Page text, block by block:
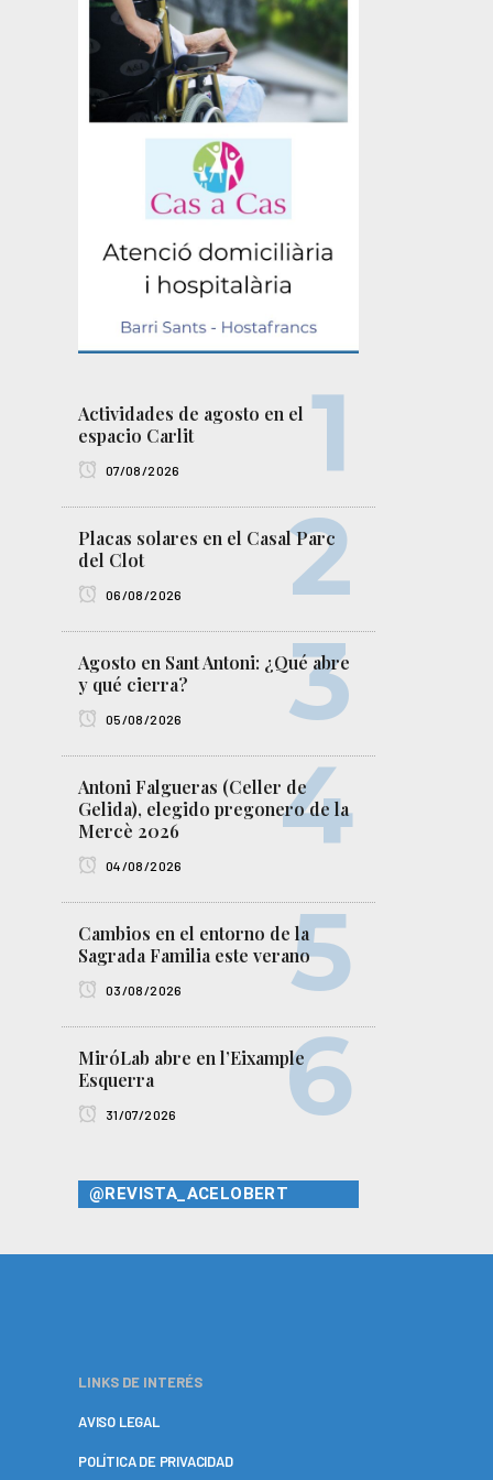
Actividades de agosto en el
espacio Carlit
07/08/2026
Placas solares en el Casal Parc
del Clot
06/08/2026
Agosto en Sant Antoni: ¿Qué abre
y qué cierra?
05/08/2026
Antoni Falgueras (Celler de
Gelida), elegido pregonero de la
Mercè 2026
04/08/2026
Cambios en el entorno de la
Sagrada Familia este verano
03/08/2026
MiróLab abre en l’Eixample
Esquerra
31/07/2026
@REVISTA_ACELOBERT
LINKS DE INTERÉS
AVISO LEGAL
POLÍTICA DE PRIVACIDAD